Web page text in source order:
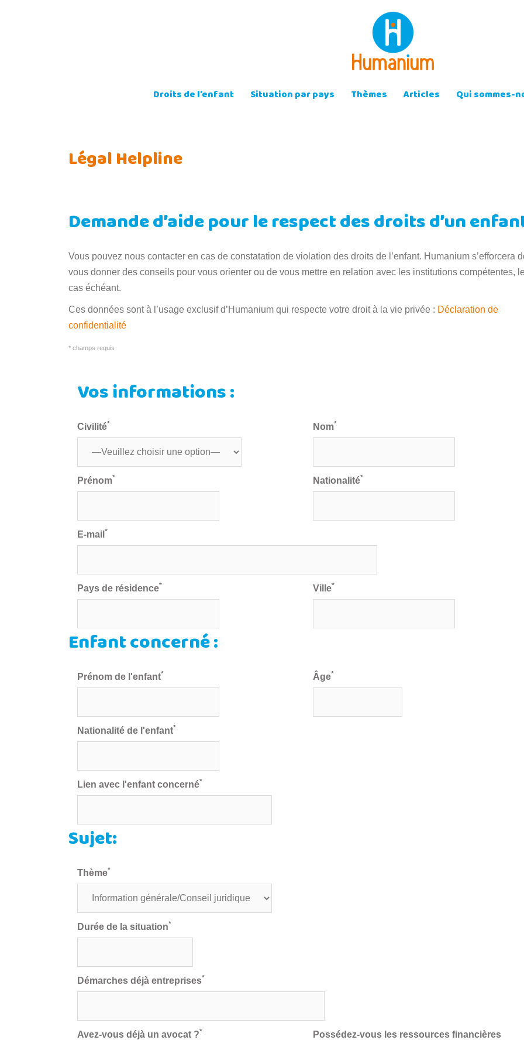
Droits de l’enfant Situation par pays Thèmes Articles Qui sommes-
Légal Helpline
Demande d’aide pour le respect des droits d’un
Vous pouvez nous contacter en cas de constatation de violation des droits de l’enfant. Humanium s’efforcera
vous donner des conseils pour vous orienter ou de vous mettre en relation avec les institutions compétentes,
cas échéant.
Ces données sont à l’usage exclusif d’Humanium qui respecte votre droit à la vie privée : Déclaration de
confidentialité
* champs requis
Vos informations :
Civilité* Nom*
Prénom* Nationalité*
E-mail *
Pays de résidence* Ville*
Enfant concerné :
Prénom de l'enfant* Âge*
Nationalité de l'enfant*
Lien avec l'enfant concerné*
Sujet:
Thème*
Durée de la situation*
Démarches déjà entreprises*
Avez-vous déjà un avocat ?*
Possédez-vous les ressources financières